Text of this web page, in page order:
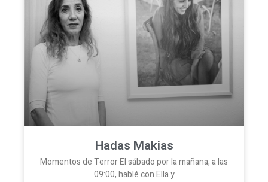
Hadas Makias
Momentos de Terror El sábado por la mañana, a las
09:00, hablé con Ella y